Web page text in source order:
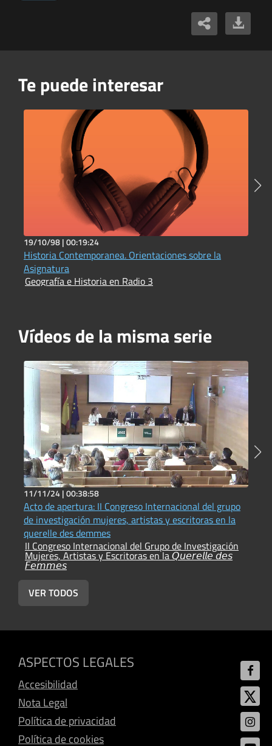
Te puede interesar
19/10/98 |00:19:24
Historia Contemporanea. Orientaciones sobre la
Asignatura
Geografía e Historia en Radio 3
Vídeos de la misma serie
11/11/24 |00:38:58
Acto de apertura: II Congreso Internacional del grupo
de investigación mujeres, artistas y escritoras en la
querelle des demmes
II Congreso Internacional del Grupo de Investigación
Mujeres, Artistas y Escritoras en la 𝘘𝘶𝘦𝘳𝘦𝘭𝘭𝘦 𝘥𝘦𝘴
𝘍𝘦𝘮𝘮𝘦𝘴
VER TODOS
ASPECTOS LEGALES
Accesibilidad
Nota Legal
Política de privacidad
Política de cookies